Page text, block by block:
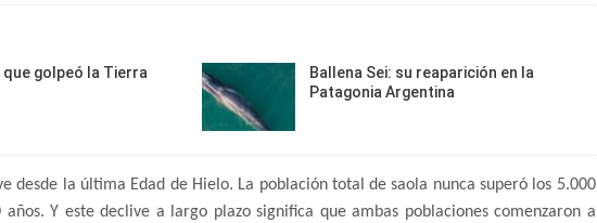
golpeó la Tierra
Ballena Sei: su reaparición en la
Patagonia Argentina
desde la última Edad de Hielo. La población total de saola nunca superó los 5.000
Y este declive a largo plazo significa que ambas poblaciones comenzaron a